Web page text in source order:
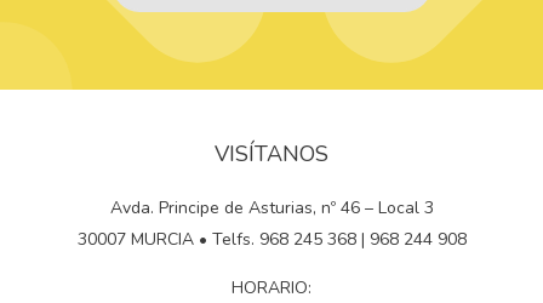
VISÍTANOS
Avda. Principe de Asturias, nº 46 – Local 3
30007 MURCIA • Telfs. 968 245 368 | 968 244 908
HORARIO: